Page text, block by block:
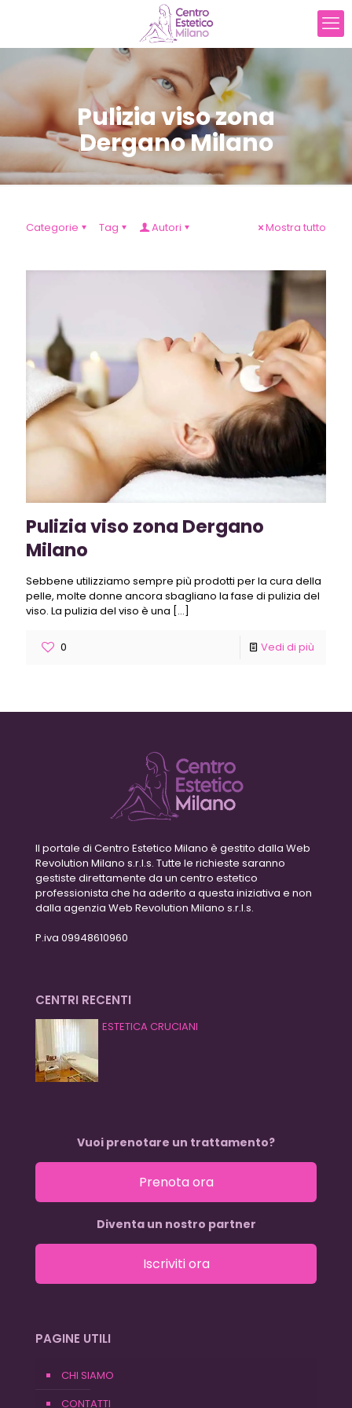
Pulizia viso zona
Dergano Milano
Categorie Tag Autori Mostra tutto
Pulizia viso zona Dergano
Milano
Sebbene utilizziamo sempre più prodotti per la cura della
pelle, molte donne ancora sbagliano la fase di pulizia del
viso. La pulizia del viso è una […]
0 Vedi di più
Il portale di Centro Estetico Milano è gestito dalla Web
Revolution Milano s.r.l.s. Tutte le richieste saranno
gestiste direttamente da un centro estetico
professionista che ha aderito a questa iniziativa e non
dalla agenzia Web Revolution Milano s.r.l.s.
P.iva 09948610960
CENTRI RECENTI
ESTETICA CRUCIANI
Vuoi prenotare un trattamento?
Prenota ora
Diventa un nostro partner
Iscriviti ora
PAGINE UTILI
CHI SIAMO
CONTATTI